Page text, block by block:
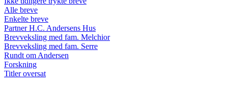
Alle breve
Enkelte breve
Partner H.C. Andersens Hus
Brevveksling med fam. Melchior
Brevveksling med fam. Serre
Rundt om Andersen
Forskning
Titler oversat